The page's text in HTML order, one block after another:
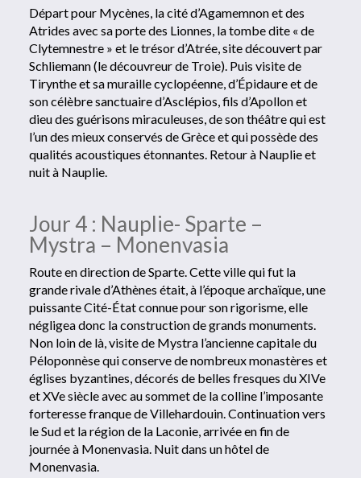
Départ pour Mycènes, la cité d’Agamemnon et des
Atrides avec sa porte des Lionnes, la tombe dite « de
Clytemnestre » et le trésor d’Atrée, site découvert par
Schliemann (le découvreur de Troie). Puis visite de
Tirynthe et sa muraille cyclopéenne, d’Épidaure et de
son célèbre sanctuaire d’Asclépios, fils d’Apollon et
dieu des guérisons miraculeuses, de son théâtre qui est
l’un des mieux conservés de Grèce et qui possède des
qualités acoustiques étonnantes. Retour à Nauplie et
nuit à Nauplie.
Jour 4 : Nauplie- Sparte –
Mystra – Monenvasia
Route en direction de Sparte. Cette ville qui fut la
grande rivale d’Athènes était, à l’époque archaïque, une
puissante Cité-État connue pour son rigorisme, elle
négligea donc la construction de grands monuments.
Non loin de là, visite de Mystra l’ancienne capitale du
Péloponnèse qui conserve de nombreux monastères et
églises byzantines, décorés de belles fresques du XIVe
et XVe siècle avec au sommet de la colline l’imposante
forteresse franque de Villehardouin. Continuation vers
le Sud et la région de la Laconie, arrivée en fin de
journée à Monenvasia. Nuit dans un hôtel de
Monenvasia.